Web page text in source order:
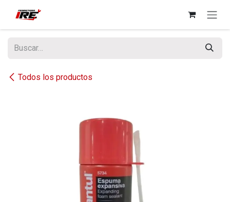
Todos los productos